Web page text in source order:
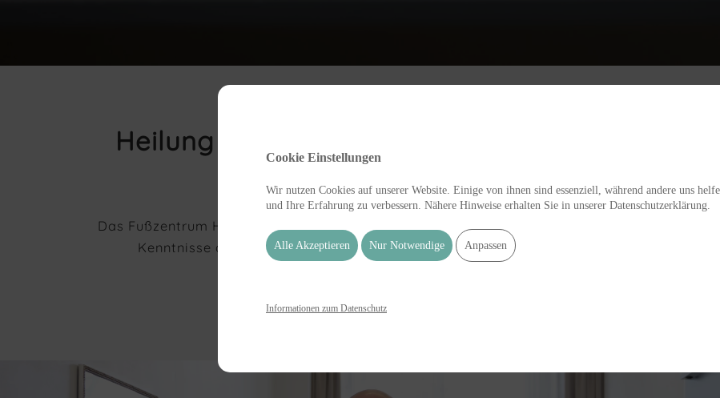
Heilung braucht manchmal Zeit und diese
Das Fußzentrum HANSA bietet Ihnen ein umfassendes Leistungsangebot. Dabei nutzen wir
Kenntnisse aus dem aktuellen Forschungsstand zurückgreifen. Das Ziel muss sein,
Cookie Einstellungen
Wir nutzen Cookies auf unserer Website. Einige von ihnen sind essenziell, während andere uns
und Ihre Erfahrung zu verbessern. Nähere Hinweise erhalten Sie in unserer Datenschutzerklärung.
Alle Akzeptieren Nur Notwendige Anpassen
Informationen zum Datenschutz